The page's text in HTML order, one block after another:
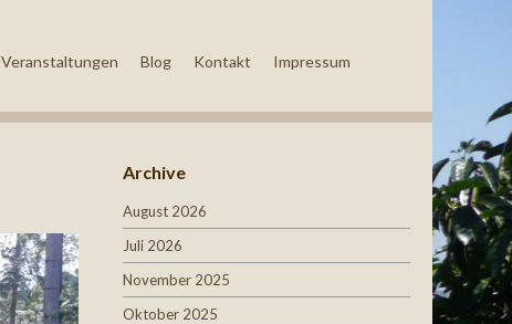
Veranstaltungen Blog Kontakt Impressum
Archive
August 2026
Juli 2026
November 2025
Oktober 2025